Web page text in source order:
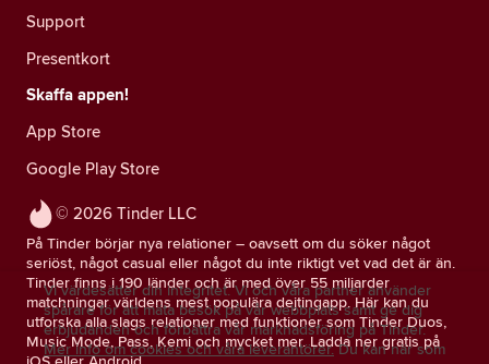
© 2026 Tinder LLC
På Tinder börjar nya relationer – oavsett om du söker något
seriöst, något casual eller något du inte riktigt vet vad det är än.
Tinder finns i 190 länder och är med över 55 miljarder
matchningar världens mest populära dejtingapp. Här kan du
utforska alla slags relationer med funktioner som Tinder Duos,
Music Mode, Pass, Kemi och mycket mer. Ladda ner gratis på
Support
Presentkort
Skaffa appen!
App Store
Google Play Store
Vi värdesätter din integritet. Vi och våra partner använder
spårare för att mäta besök på vår webbplats samt ge dig
erbjudanden och förbättra vår marknadsföring på Tinder.
Mer info om cookies och våra leverantörer. Du kan när som